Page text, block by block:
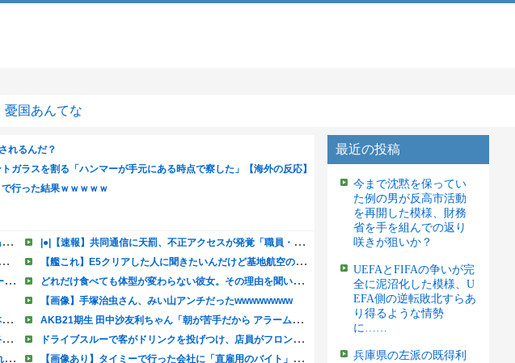
憂国あんてな
最近の投稿
今まで沈黙を保ってい
た例の男が反高市活動
を再開した模様、財務
省を手を組んでの返り
咲きが狙いか？
UEFAとFIFAの争いが完
全に泥沼化した模様、U
EFA側の逆転敗北すらあ
り得るような情勢
に……
兵庫県の左派の既得利